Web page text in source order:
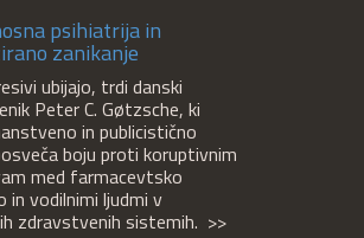
psihiatrija in
zanikanje
ubijajo, trdi danski
Peter C. Gøtzsche, ki
in publicistično
boju proti koruptivnim
med farmacevtsko
in vodilnimi ljudmi v
zdravstvenih sistemih. >>